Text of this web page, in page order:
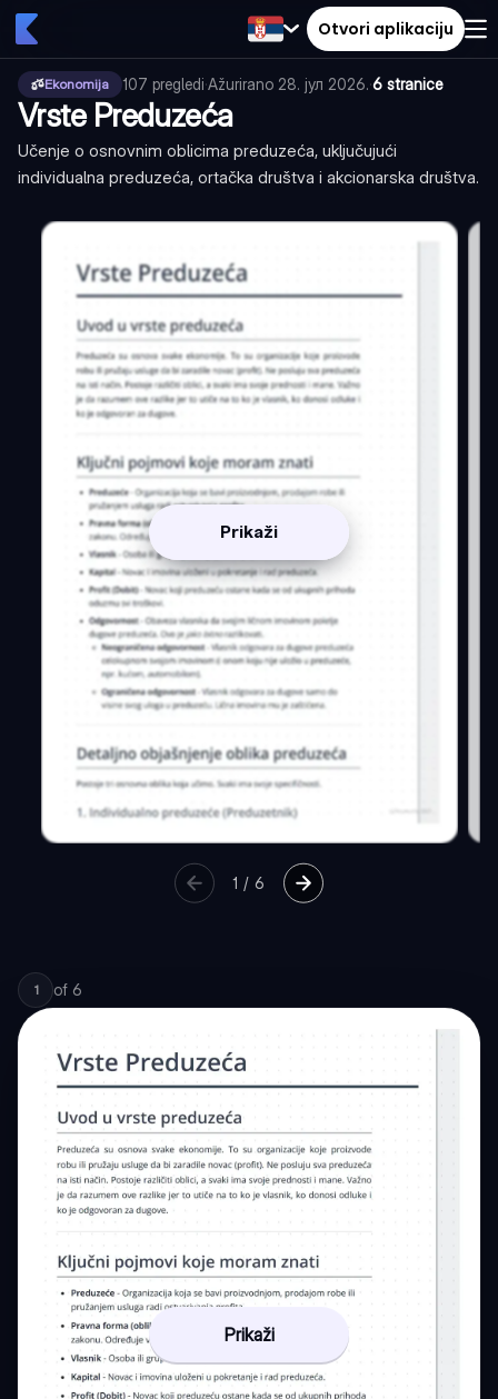
Otvori aplikaciju
Ekonomija 107 pregledi·Ažurirano 28. јул 2026.·6 stranice
Vrste Preduzeća
Učenje o osnovnim oblicima preduzeća, uključujući
individualna preduzeća, ortačka društva i akcionarska društva.
Prikaži
1 /6
1 of 6
Prikaži